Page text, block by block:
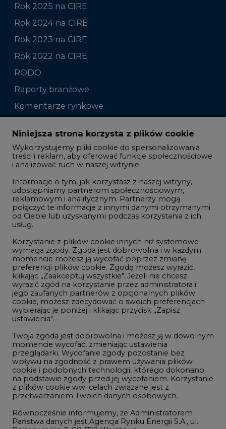
Rok 2025 na CIRE
Rok 2024 na CIRE
Rok 2023 na CIRE
Rok 2022 na CIRE
RODO
Raporty branżowe
Komentarze rynkowe
Zmiany kadrowe na rynku
Studio CIRE
Rozmowy o energetyce
Gospodarka
Geopolityka
LTE450
Innowacje i AI
Telekomunikacja i IT
Handel emisjami CO2
Wodór
Górnictwo
Atom
Fotowoltaika
Offshore wind
Zielone samorządy
Niniejsza strona korzysta z plików cookie
Wykorzystujemy pliki cookie do spersonalizowania
treści i reklam, aby oferować funkcje społecznościowe
i analizować ruch w naszej witrynie.
Informacje o tym, jak korzystasz z naszej witryny,
udostępniamy partnerom społecznościowym,
reklamowym i analitycznym. Partnerzy mogą
połączyć te informacje z innymi danymi otrzymanymi
od Ciebie lub uzyskanymi podczas korzystania z ich
usług.
Korzystanie z plików cookie innych niż systemowe
wymaga zgody. Zgoda jest dobrowolna i w każdym
momencie możesz ją wycofać poprzez zmianę
preferencji plików cookie. Zgodę możesz wyrazić,
klikając „Zaakceptuj wszystkie". Jeżeli nie chcesz
wyrazić zgód na korzystanie przez administratora i
jego zaufanych partnerów z opcjonalnych plików
cookie, możesz zdecydować o swoich preferencjach
wybierając je poniżej i klikając przycisk „Zapisz
ustawienia".
Twoja zgoda jest dobrowolna i możesz ją w dowolnym
momencie wycofać, zmieniając ustawienia
przeglądarki. Wycofanie zgody pozostanie bez
wpływu na zgodność z prawem używania plików
cookie i podobnych technologii, którego dokonano
na podstawie zgody przed jej wycofaniem. Korzystanie
z plików cookie ww. celach związane jest z
przetwarzaniem Twoich danych osobowych.
Równocześnie informujemy, że Administratorem
Państwa danych jest Agencja Rynku Energii S.A., ul.